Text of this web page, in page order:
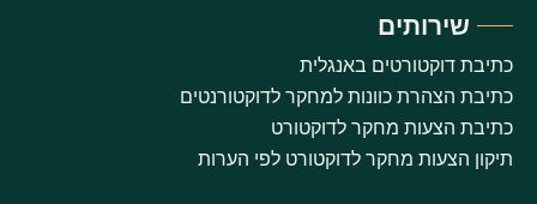
שירותים
כתיבת דוקטורטים באנגלית
כתיבת הצהרת כוונות למחקר לדוקטורנטים
כתיבת הצעות מחקר לדוקטורט
תיקון הצעות מחקר לדוקטורט לפי הערות